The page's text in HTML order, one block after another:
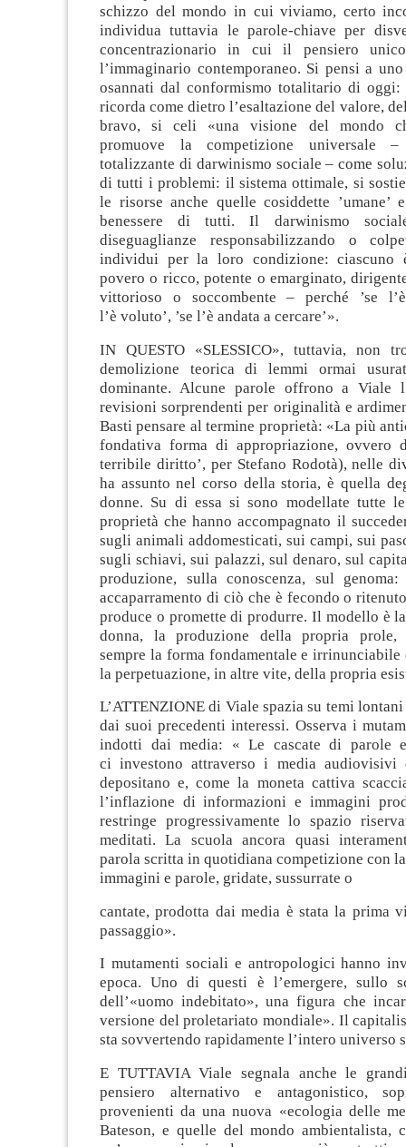
schizzo del mondo in cui viviamo, certo
individua tuttavia le parole-chiave per
concentrazionario in cui il pensiero
l’immaginario contemporaneo. Si pensi a
osannati dal conformismo totalitario di
ricorda come dietro l’esaltazione del valore,
bravo, si celi «una visione del mondo
promuove la competizione universale
totalizzante di darwinismo sociale – come
di tutti i problemi: il sistema ottimale, si
le risorse anche quelle cosiddette ’umane’
benessere di tutti. Il darwinismo
diseguaglianze responsabilizzando o
individui per la loro condizione: ciascuno
povero o ricco, potente o emarginato,
vittorioso o soccombente – perché ’se
l’è voluto’, ’se l’è andata a cercare’».
IN QUESTO «SLESSICO», tuttavia, non
demolizione teorica di lemmi ormai
dominante. Alcune parole offrono a Viale
revisioni sorprendenti per originalità e
Basti pensare al termine proprietà: «La più
fondativa forma di appropriazione, ovvero
terribile diritto’, per Stefano Rodotà), nelle
ha assunto nel corso della storia, è quella
donne. Su di essa si sono modellate tutte l
proprietà che hanno accompagnato il
sugli animali addomesticati, sui campi, sui
sugli schiavi, sui palazzi, sul denaro, sul
produzione, sulla conoscenza, sul
accaparramento di ciò che è fecondo o
produce o promette di produrre. Il modello è
donna, la produzione della propria prole,
sempre la forma fondamentale e irrinunciabile
la perpetuazione, in altre vite, della propria
L’ATTENZIONE di Viale spazia su temi
dai suoi precedenti interessi. Osserva i
indotti dai media: « Le cascate di parole
ciinvestono attraverso i media
depositano e, come la moneta cattiva
l’inflazione di informazioni e immagini
restringe progressivamente lo spazio
meditati. La scuolaancora quasi
parola scritta in quotidiana competizione con
immagini e parole, gridate, sussurrate o
cantate, prodotta dai media è stata la prima
passaggio».
I mutamenti sociali e antropologicihanno
epoca. Uno di questi è l’emergere, sullo
dell’«uomo indebitato», una figura che
versione del proletariato mondiale». Il
sta sovvertendo rapidamente l’intero universo
E TUTTAVIA Viale segnala anche le
pensiero alternativo e antagonistico,
provenienti da una nuova «ecologia delle
Bateson, e quelle del mondo ambientalista,